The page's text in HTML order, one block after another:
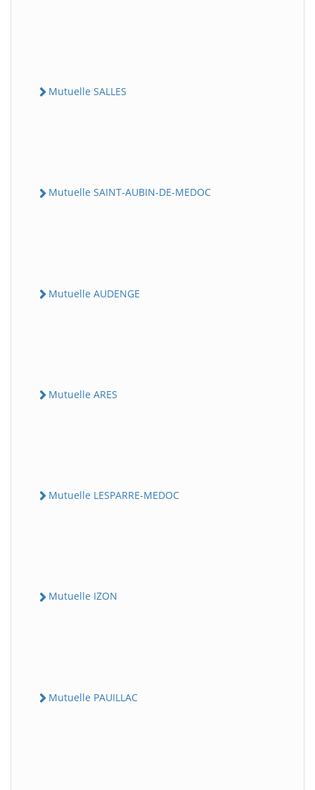
Mutuelle SALLES
Mutuelle SAINT-AUBIN-DE-MEDOC
Mutuelle AUDENGE
Mutuelle ARES
Mutuelle LESPARRE-MEDOC
Mutuelle IZON
Mutuelle PAUILLAC